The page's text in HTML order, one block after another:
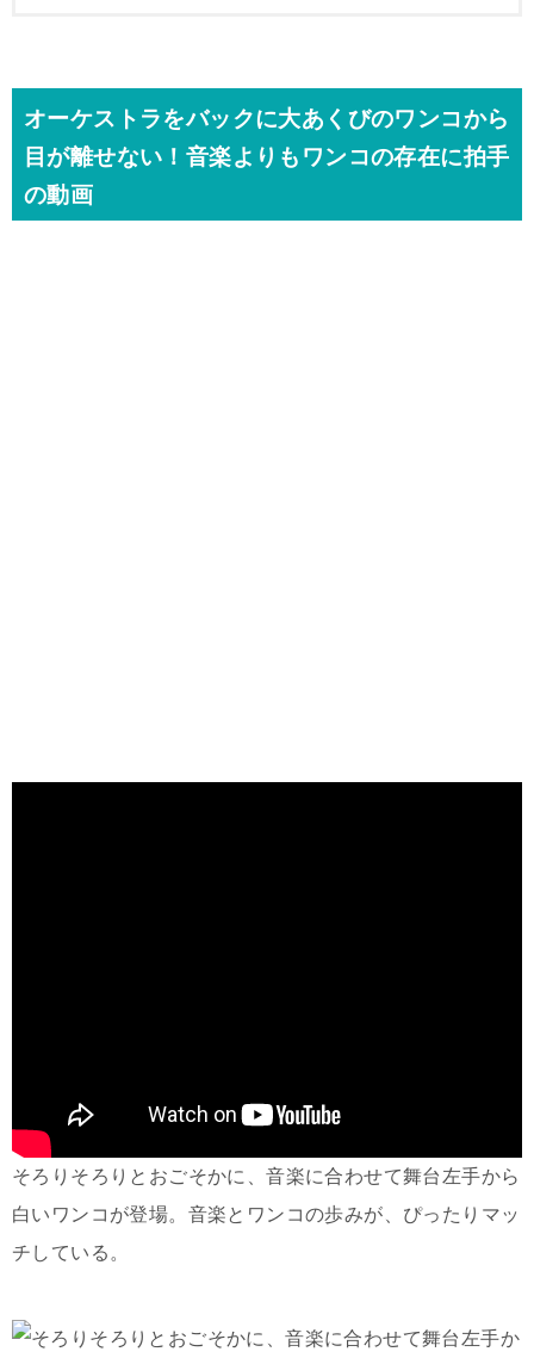
オーケストラをバックに大あくびのワンコから
目が離せない！音楽よりもワンコの存在に拍手
の動画
そろりそろりとおごそかに、音楽に合わせて舞台左手から
白いワンコが登場。音楽とワンコの歩みが、ぴったりマッ
チしている。